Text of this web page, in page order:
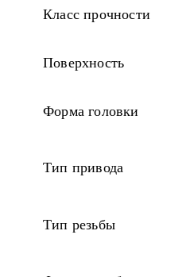
Класс прочности
Поверхность
Форма головки
Тип привода
Тип резьбы